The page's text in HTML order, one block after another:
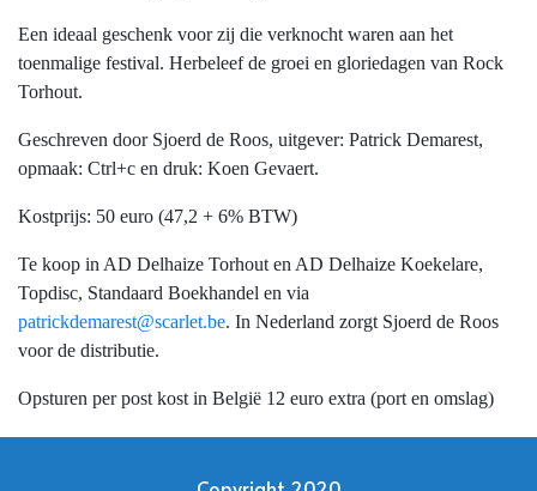
Een ideaal geschenk voor zij die verknocht waren aan het
toenmalige festival. Herbeleef de groei en gloriedagen van Rock
Torhout.
Geschreven door Sjoerd de Roos, uitgever: Patrick Demarest,
opmaak: Ctrl+c en druk: Koen Gevaert.
Kostprijs: 50 euro (47,2 + 6% BTW)
Te koop in AD Delhaize Torhout en AD Delhaize Koekelare,
Topdisc, Standaard Boekhandel en via
patrickdemarest@scarlet.be. In Nederland zorgt Sjoerd de Roos
voor de distributie.
Opsturen per post kost in België 12 euro extra (port en omslag)